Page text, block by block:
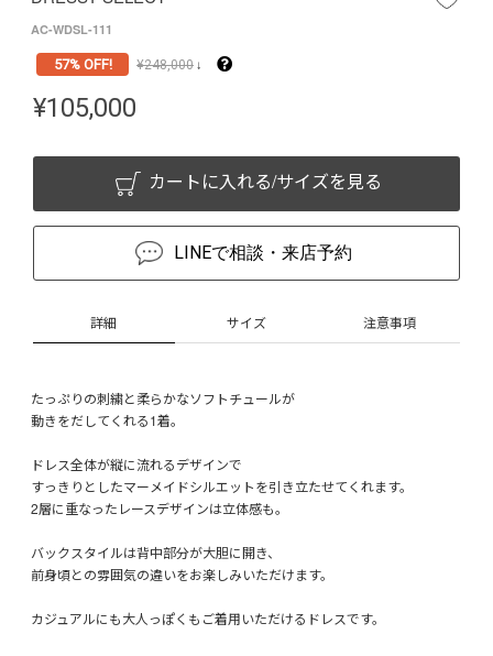
AC-WDSL-111
¥248,000↓
57% OFF!
¥105,000
カートに入れる/サイズを見る
LINEで相談・来店予約
詳細 サイズ 注意事項
たっぷりの刺繍と柔らかなソフトチュールが
動きをだしてくれる1着。
ドレス全体が縦に流れるデザインで
すっきりとしたマーメイドシルエットを引き立たせてくれます。
2層に重なったレースデザインは立体感も。
バックスタイルは背中部分が大胆に開き、
前身頃との雰囲気の違いをお楽しみいただけます。
カジュアルにも大人っぽくもご着用いただけるドレスです。